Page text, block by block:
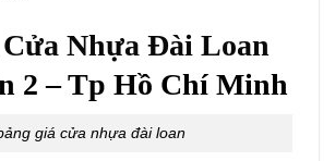
Nhựa Đài Loan
2 – Tp Hồ Chí Minh
giá cửa nhựa đài loan